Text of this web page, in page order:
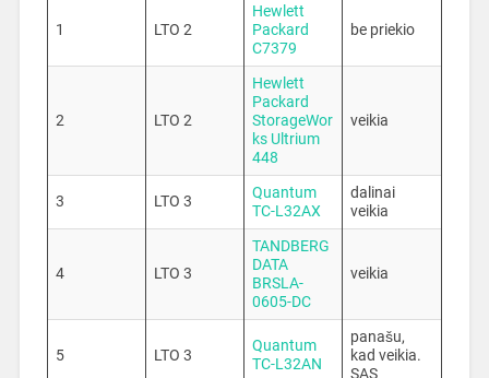
1 LTO 2
Hewlett
Packard
C7379
be priekio
2 LTO 2
Hewlett
Packard
StorageWor
ks Ultrium
448
veikia
3 LTO 3
Quantum
TC-L32AX
dalinai
veikia
4 LTO 3
TANDBERG
DATA
BRSLA-
0605-DC
veikia
5 LTO 3
Quantum
TC-L32AN
panašu,
kad veikia.
SAS